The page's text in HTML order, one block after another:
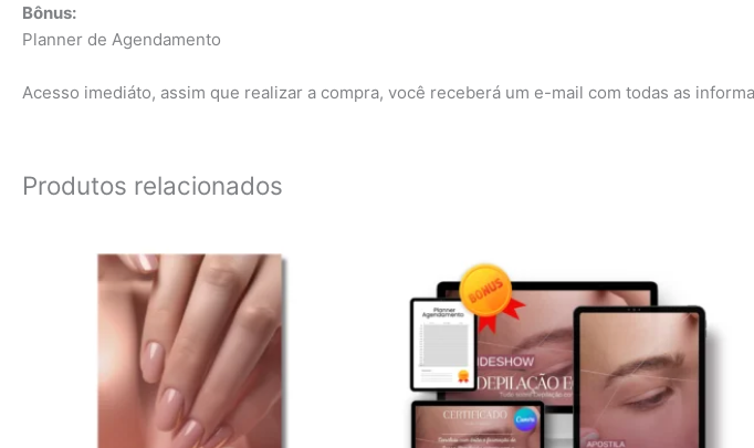
Bônus:
Planner de Agendamento
Acesso imediáto, assim que realizar a compra, você receberá um e-mail com todas as
Produtos relacionados